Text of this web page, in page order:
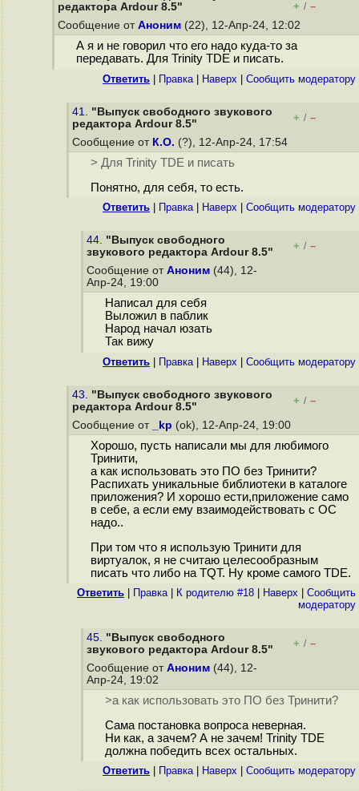
редактора Ardour 8.5"
+ / –
Сообщение от Аноним (22), 12-Апр-24, 12:02
А я и не говорил что его надо куда-то за
передавать. Для Trinity TDE и писать.
Ответить Правка| Наверх Cообщить модератору
41. "Выпуск свободного звукового
редактора Ardour 8.5"
+ / –
Сообщение от К.О. (?), 12-Апр-24, 17:54
> Для Trinity TDE и писать
Понятно, для себя, то есть.
Ответить Правка| Наверх Cообщить модератору
44. "Выпуск свободного
звукового редактора Ardour 8.5"
+ / –
Сообщение от Аноним (44), 12-
Апр-24, 19:00
Написал для себя
Выложил в паблик
Народ начал юзать
Так вижу
Ответить Правка| Наверх Cообщить модератору
43. "Выпуск свободного звукового
редактора Ardour 8.5"
+ / –
Сообщение от _kp (ok), 12-Апр-24, 19:00
Хорошо, пусть написали мы для любимого
Тринити,
а как использовать это ПО без Тринити?
Распихать уникальные библиотеки в каталоге
приложения? И хорошо ести,приложение само
в себе, а если ему взаимодействовать с ОС
надо..
При том что я использую Тринити для
виртуалок, я не считаю целесообразным
писать что либо на TQT. Ну кроме самого TDE.
Ответить Правка| К родителю #18 Наверх
Cообщить
модератору
45. "Выпуск свободного
звукового редактора Ardour 8.5"
+ / –
Сообщение от Аноним (44), 12-
Апр-24, 19:02
>а как использовать это ПО без Тринити?
Сама постановка вопроса неверная.
Ни как, а зачем? А не зачем! Trinity TDE
должна победить всех остальных.
Ответить Правка| Наверх Cообщить модератору